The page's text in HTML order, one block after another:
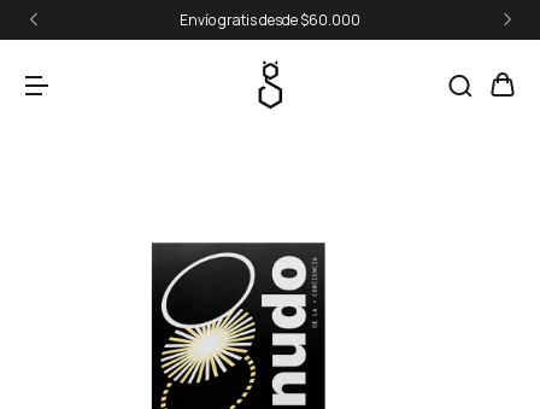
Envío gratis desde $60.000